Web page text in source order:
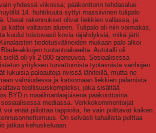
yhdessä viikossa; pääkonttorin tehdasalue
14. huhtikuuta syttyi massiivinen tulipalo
Useat rakennukset olivat liekkien vallassa, ja
kattoi valtavan alueen. Tulipalo oli niin voimakas,
kuului toistuvasti kovia räjähdyksiä, mikä jätti
tiedotusvälineiden mukaan palo alkoi
akkujen tuotantoalueelta. Autotalli oli
oli yli 2 000 ajoneuvoa. Sosiaalisessa
yrityksen turvattomista työtavoista vanhojen
lukuisia paloautoja rivissä lähiteillä, mutta ne
valmiudessa ja katsomaan liekkien palamista.
teollisuuskompleksi, joka sisältää
BYD:n maailmanlaajuisena pääkonttorina.
mediassa. Verkkokommentoijat
enää piilottaa tappioita, he vain polttavat kaiken.
On selvästi tahallista polttaa
jatkaa kehuskeluaan.